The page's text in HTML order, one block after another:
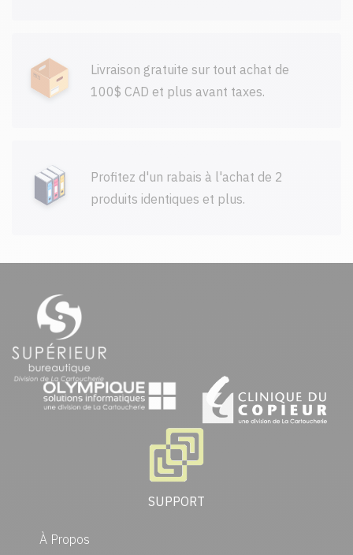
Livraison gratuite sur tout achat de
100$ CAD et plus avant taxes.
Profitez d'un rabais à l'achat de 2
produits identiques et plus.
SUPPORT
À Propos